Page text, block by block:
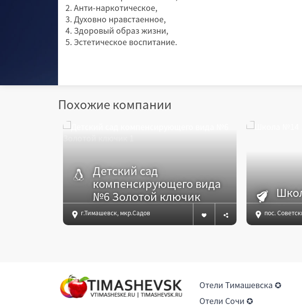
2. Анти-наркотическое,
3. Духовно нравстаенное,
4. Здоровый образ жизни,
5. Эстетическое воспитание.
Похожие компании
Детский сад
компенсирующего вида
№6 Золотой ключик
г.Тимашевск, мкр.Садовод, пер.Тургенева, 2 пос.
Отели Тимашевска ✪
Отели Сочи ✪